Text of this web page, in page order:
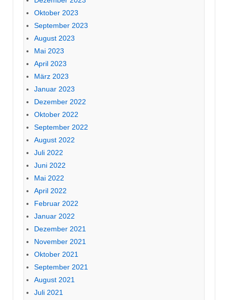
Oktober 2023
September 2023
August 2023
Mai 2023
April 2023
März 2023
Januar 2023
Dezember 2022
Oktober 2022
September 2022
August 2022
Juli 2022
Juni 2022
Mai 2022
April 2022
Februar 2022
Januar 2022
Dezember 2021
November 2021
Oktober 2021
September 2021
August 2021
Juli 2021